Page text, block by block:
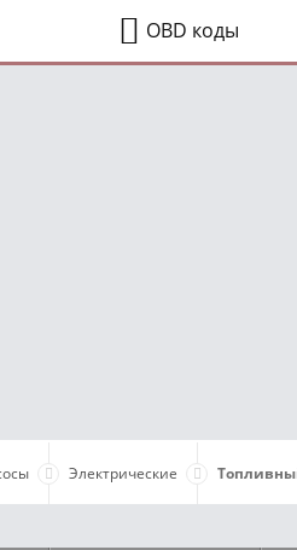
OBD коды
Электрические